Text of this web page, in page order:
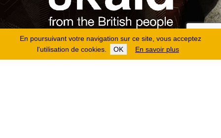
En poursuivant votre navigation sur ce site, vous acceptez
l'utilisation de cookies.
OK En savoir plus